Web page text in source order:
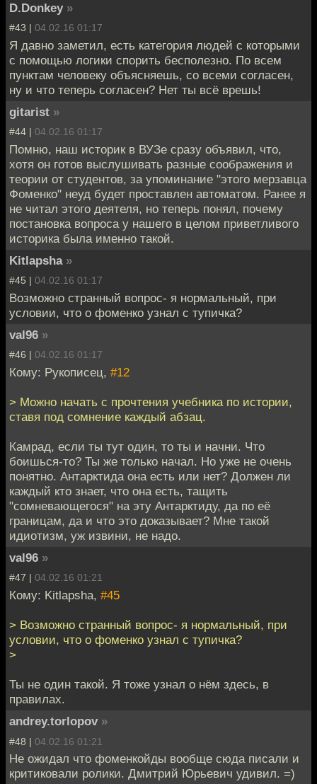
D.Donkey »
#43 | 04.02.16 01:17
Я давно заметил, есть категория людей с которыми
с помощью логики спорить бесполезно. По всем
пунктам человеку объясняешь, со всеми согласен,
ну и что теперь согласен? Нет ты всё врешь!
gitarist »
#44 | 04.02.16 01:17
Помню, наш историк в ВУЗе сразу объявил, что,
хотя он готов выслушивать разные соображения и
теории от студентов, за упоминание "этого мерзавца
Фоменко" неуд будет проставлен автоматом. Ранее я
не читал этого деятеля, но теперь понял, почему
постановка вопроса у нашего в целом приветливого
историка была именно такой.
Kitlapsha »
#45 | 04.02.16 01:17
Возможно странный вопрос- я нормальный, при
условии, что о фоменко узнал с тупичка?
val96 »
#46 | 04.02.16 01:17
Кому: Рукописец, #12
> Можно начать с прочтения учебника по истории,
ставя под сомнение каждый абзац.
Камрад, если ты тут один, то ты и начни. Что
боишься-то? Ты же только начал. Но уже не очень
понятно. Антарктида она есть или нет? Должен ли
каждый кто знает, что она есть, тащить
"сомневающегося" на эту Антарктиду, да по её
границам, да и что это доказывает? Мне такой
идиотизм, уж извини, не надо.
val96 »
#47 | 04.02.16 01:21
Кому: Kitlapsha, #45
> Возможно странный вопрос- я нормальный, при
условии, что о фоменко узнал с тупичка?
>
Ты не один такой. Я тоже узнал о нём здесь, в
правилах.
andrey.torlopov »
#48 | 04.02.16 01:21
Не ожидал что фоменкойды вообще сюда писали и
критиковали ролики. Дмитрий Юрьевич удивил. =)